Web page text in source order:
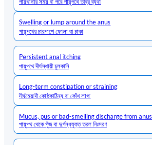
Swelling or lump around the anus
পায়ুপথের চারপাশে ফোলা বা চাকা
Persistent anal itching
পায়ুপথে দীর্ঘস্থায়ী চুলকানি
Long-term constipation or straining
দীর্ঘমেয়াদী কোষ্ঠকাঠিন্য বা কোঁথ লাগা
Mucus, pus or bad-smelling discharge from anus
পায়ুপথ থেকে পুঁজ বা দুর্গন্ধযুক্ত তরল নিঃসরণ